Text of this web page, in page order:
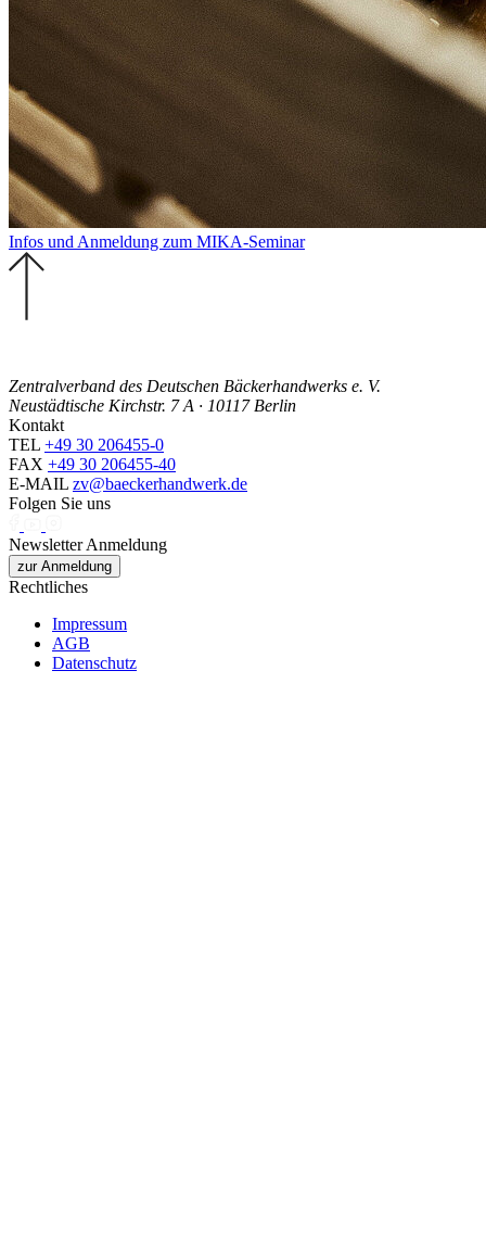
Infos und Anmeldung zum MIKA-Seminar
Zentralverband des Deutschen Bäckerhandwerks e. V.
Neustädtische Kirchstr. 7 A · 10117 Berlin
Kontakt
TEL +49 30 206455-0
FAX +49 30 206455-40
E-MAIL zv@baeckerhandwerk.de
Folgen Sie uns
Newsletter Anmeldung
zur Anmeldung
Rechtliches
Impressum
AGB
Datenschutz